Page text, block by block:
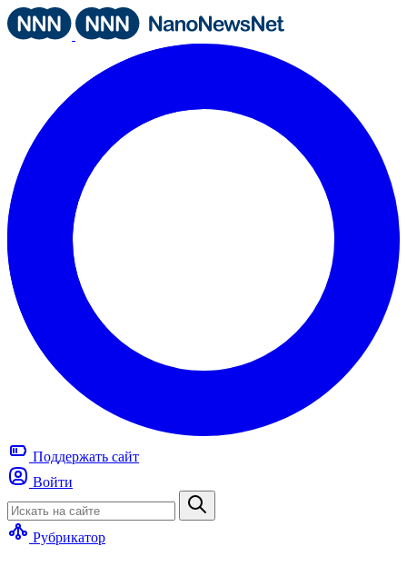
Поддержать сайт
Войти
Рубрикатор